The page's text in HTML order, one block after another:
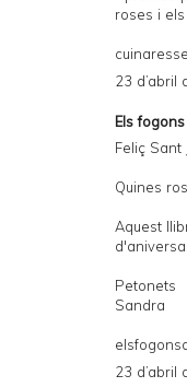
roses i els
23 d’abril
Els
Feliç Sant
Quines
Aquest
Petonets
Sandra
23 d’abril